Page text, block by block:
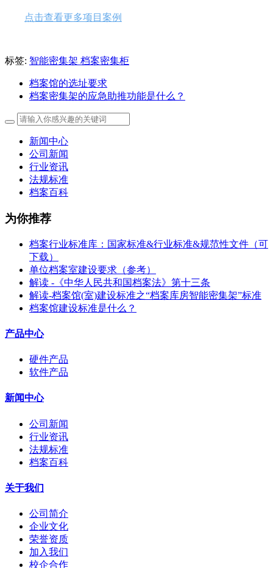
点击查看更多项目案例
标签: 智能密集架 档案密集柜
档案馆的选址要求
档案密集架的应急助推功能是什么？
新闻中心
公司新闻
行业资讯
法规标准
档案百科
为你推荐
档案行业标准库：国家标准&行业标准&规范性文件（可
下载）
单位档案室建设要求（参考）
解读 -《中华人民共和国档案法》第十三条
解读-档案馆(室)建设标准之“档案库房智能密集架”标准
档案馆建设标准是什么？
产品中心
硬件产品
软件产品
新闻中心
公司新闻
行业资讯
法规标准
档案百科
关于我们
公司简介
企业文化
荣誉资质
加入我们
校企合作